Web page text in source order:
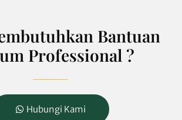
Bantuan
Professional ?
Hubungi Kami